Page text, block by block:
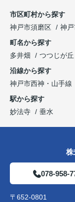
市区町村から探す
神戸市須磨区
神
町名から探す
多井畑
つつじが丘
沿線から探す
神戸市西神・山手線
駅から探す
妙法寺
垂水
株
078-958-
〒652-0801